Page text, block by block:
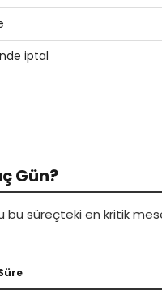
iptal
Gün?
bu süreçteki en kritik